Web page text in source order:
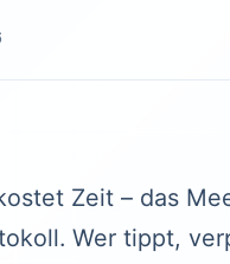
Zeit – das
Wer tippt,